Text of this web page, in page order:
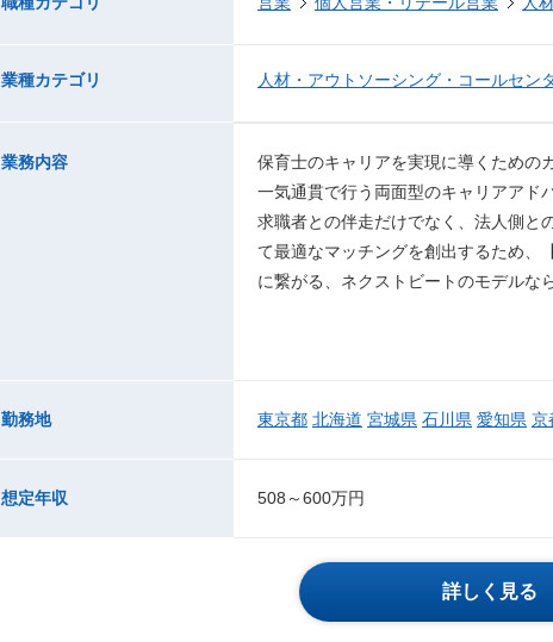
業種カテゴリ 人材・アウトソーシング・コールセン
業務内容
保育士のキャリアを実現に導くための
一気通貫で行う両面型のキャリアアド
求職者との伴走だけでなく、法人側と
て最適なマッチングを創出するため、
に繋がる、ネクストビートのモデルな
勤務地 東京都 北海道 宮城県 石川県 愛知県 京
想定年収 508～600万円
詳しく見る